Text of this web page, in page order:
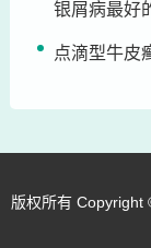
银屑病最好
点滴型牛皮
版权所有